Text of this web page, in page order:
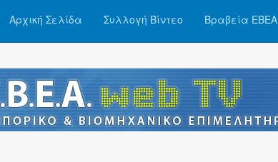
Αρχική Σελίδα Συλλογή Βίντεο Βραβεία ΕΒΕΑ